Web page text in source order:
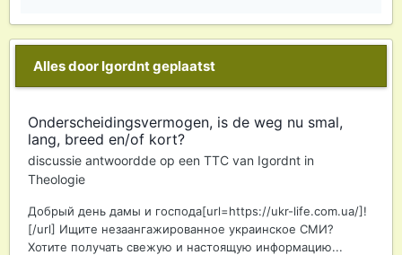
Alles door Igordnt geplaatst
Onderscheidingsvermogen, is de weg nu smal,
lang, breed en/of kort?
discussie antwoordde op een TTC van Igordnt in
Theologie
Добрый день дамы и господа[url=https://ukr-life.com.ua/]!
[/url] Ищите незаангажированное украинское СМИ?
Хотите получать свежую и настоящую информацию...